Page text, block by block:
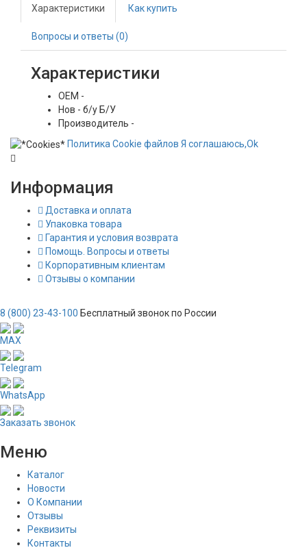
Характеристики Как купить
Вопросы и ответы (0)
Характеристики
OEM -
Нов - б/у Б/У
Производитель -
Политика Сookie файлов Я соглашаюсь,Ok
Информация
Доставка и оплата
Упаковка товара
Гарантия и условия возврата
Помощь. Вопросы и ответы
Корпоративным клиентам
Отзывы о компании
8 (800) 23-43-100 Бесплатный звонок по России
MAX
Telegram
WhatsApp
Заказать звонок
Меню
Каталог
Новости
О Компании
Отзывы
Реквизиты
Контакты